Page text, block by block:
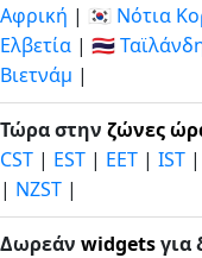
Αφρική | 🇰🇷 Νότια
Ελβετία | 🇹🇭
Βιετνάμ |
Τώρα στην ζώνες
CST | EST | EET | IST |
| NZST |
Δωρεάν widgetsγια